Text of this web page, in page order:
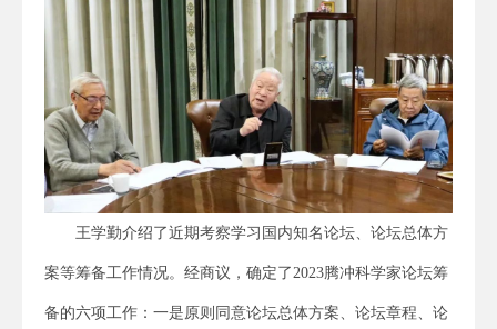
王学勤介绍了近期考察学习国内知名论坛、论坛总体方
案等筹备工作情况。经商议，确定了2023腾冲科学家论坛筹
备的六项工作：一是原则同意论坛总体方案、论坛章程、论